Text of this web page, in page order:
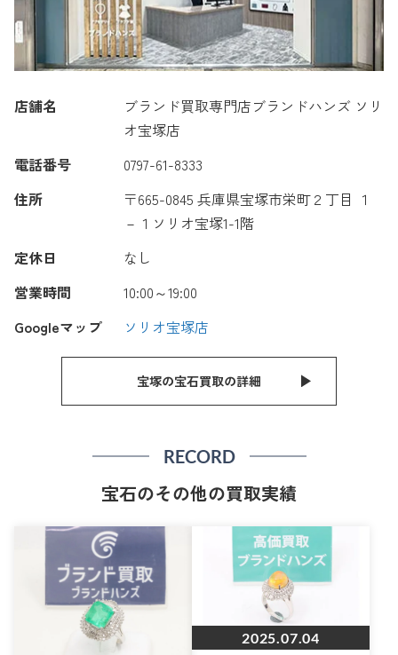
店舗名
ブランド買取専門店ブランドハンズ ソリ
オ宝塚店
電話番号
0797-61-8333
住所
〒665-0845 兵庫県宝塚市栄町２丁目 １
－１ソリオ宝塚1-1階
定休日
なし
営業時間
10:00～19:00
Googleマップ
ソリオ宝塚店
宝塚の宝石買取の詳細
RECORD
宝石のその他の買取実績
2025.07.04